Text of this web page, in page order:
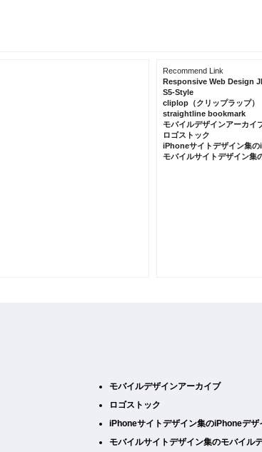
Recommend Link
Responsive Web Design
S5-Style
cliplop（クリップラップ）
straightline bookmark
モバイルデザインアーカイ
ロゴストック
iPhoneサイトデザイン集
モバイルサイトデザイン集
モバイルデザインアーカイブ
ロゴストック
iPhoneサイトデザイン集のiPhoneデザ
モバイルサイトデザイン集のモバイル